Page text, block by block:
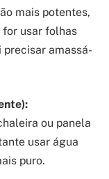
mais potentes,
for usar folhas
amassá-
ou panela
usar água
puro.